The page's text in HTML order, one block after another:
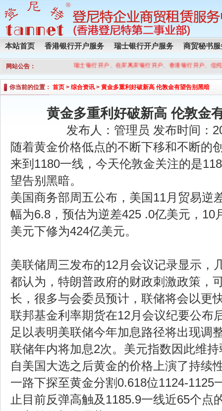
本站首页 香港银行开户服务 瑞士银行开户服务 商贸秘书服
网站公告： 瑞士银行开户、在岸离岸银行开户、香港银行开户、信
你当前的位置： 首页 > 综合资讯 > 黄金多重利好破新高 伦敦金有望告别黑暗
黄金多重利好破新高 伦敦金
发布人：管理员 发布时间：
随着黄金价格低点的不断下移和不断的
来到1180一线，今天伦敦金关注的是
望告别黑暗。
美国商务部周五公布，美国11月贸易逆
幅为6.8，预估为逆差425 .0亿美元，10
美元下修为424亿美元。
美联储周三发布的12月会议记录显示，
都认为，特朗普政府的财政刺激政策，
长，很多与会委员预计，联储将会以更
联邦基金利率期货在12月会议纪要公布
足以表明美联储今年加息路径将出现调
联储年内将加息2次。美元指数因此维
自美国大选之后黄金的价格上演了持续
一路下探至黄金分割0.618位1124-1125
止目前反弹高触及1185.9一线近65个点